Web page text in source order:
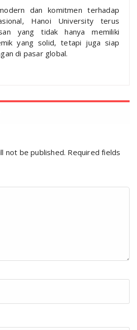
dan komitmen terhadap
Hanoi University terus
yang tidak hanya memiliki
yang solid, tetapi juga siap
di pasar global.
not be published. Required fields